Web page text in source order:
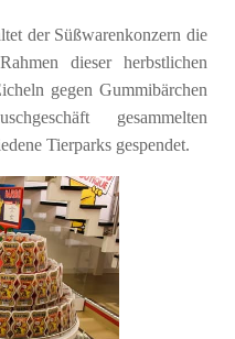
der Süßwarenkonzern die
dieser herbstlichen
gegen Gummibärchen
gesammelten
Tierparks gespendet.